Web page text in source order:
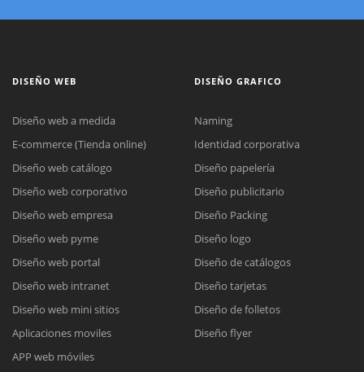
DISEÑO WEB
Diseño web a medida
E-commerce (Tienda online)
Diseño web catálogo
Diseño web corporativo
Diseño web empresa
Diseño web pyme
Diseño web portal
Diseño web intranet
Diseño web mini sitios
Aplicaciones moviles
APP web móviles
DISEÑO GRAFICO
Naming
Identidad corporativa
Diseño papelería
Diseño publicitario
Diseño Packing
Diseño logo
Diseño de catálogos
Diseño tarjetas
Diseño de folletos
Diseño flyer